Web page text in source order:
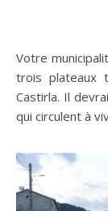
Votre municipalité investit pour votre sécurité. Création de
trois plateaux
Castirla. Il
qui circulent à